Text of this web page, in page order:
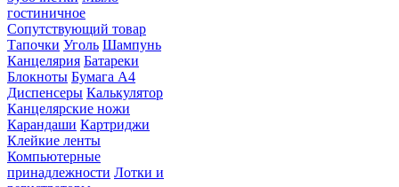
гостиничное
Сопутствующий товар
Тапочки Уголь Шампунь
Канцелярия Батареки
Блокноты Бумага А4
Диспенсеры Калькулятор
Канцелярские ножи
Карандаши Картриджи
Клейкие ленты
Компьютерные
принадлежности Лотки и